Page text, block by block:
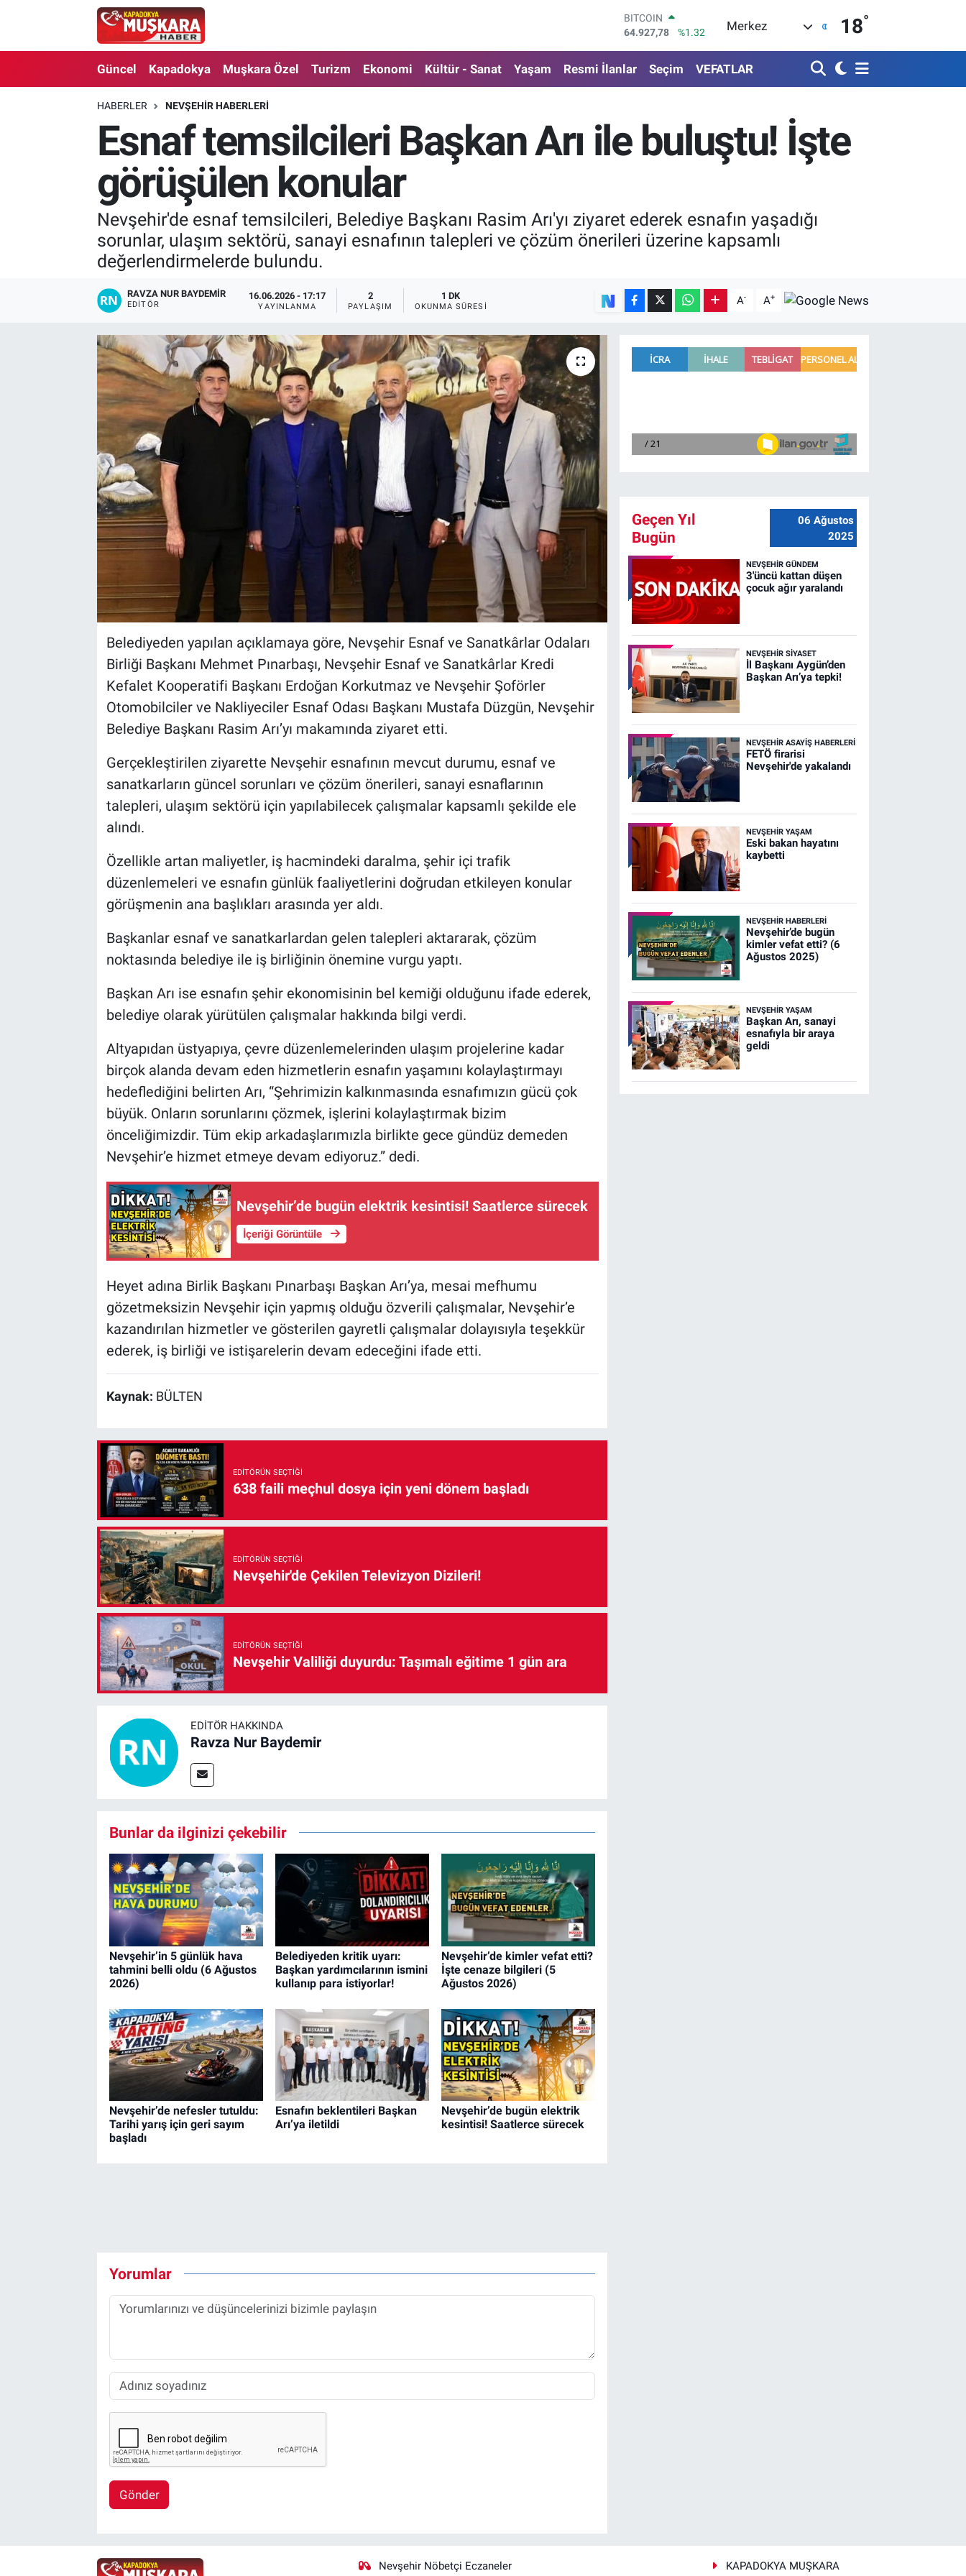
DOLAR
47,5894
%0.08
55,0398
%-0.02
STERLİN
64,1581
%0.16
BİST100
13.703
%11
Merkez 18°
Güncel Kapadokya Muşkara Özel Turizm Ekonomi Kültür - Sanat Yaşam Resmi İlanlar Seçim VEFATLAR
HABERLER NEVŞEHIR HABERLERI
Esnaf temsilcileri Başkan Arı ile buluştu! İşte
görüşülen konular
Nevşehir'de esnaf temsilcileri, Belediye Başkanı Rasim Arı'yı ziyaret ederek esnafın yaşadığı
sorunlar, ulaşım sektörü, sanayi esnafının talepleri ve çözüm önerileri üzerine kapsamlı
değerlendirmelerde bulundu.
RAVZA NUR BAYDEMIR
EDITÖR
16.06.2026 - 17:17
YAYINLANMA
2
PAYLAŞIM
1 DK
OKUNMA SÜRESI A- A+
Belediyeden yapılan açıklamaya göre, Nevşehir Esnaf ve Sanatkârlar Odaları
Birliği Başkanı Mehmet Pınarbaşı, Nevşehir Esnaf ve Sanatkârlar Kredi
Kefalet Kooperatifi Başkanı Erdoğan Korkutmaz ve Nevşehir Şoförler
Otomobilciler ve Nakliyeciler Esnaf Odası Başkanı Mustafa Düzgün, Nevşehir
Belediye Başkanı Rasim Arı’yı makamında ziyaret etti.
Gerçekleştirilen ziyarette Nevşehir esnafının mevcut durumu, esnaf ve
sanatkarların güncel sorunları ve çözüm önerileri, sanayi esnaflarının
talepleri, ulaşım sektörü için yapılabilecek çalışmalar kapsamlı şekilde ele
alındı.
Özellikle artan maliyetler, iş hacmindeki daralma, şehir içi trafik
düzenlemeleri ve esnafın günlük faaliyetlerini doğrudan etkileyen konular
görüşmenin ana başlıkları arasında yer aldı.
Başkanlar esnaf ve sanatkarlardan gelen talepleri aktararak, çözüm
noktasında belediye ile iş birliğinin önemine vurgu yaptı.
Başkan Arı ise esnafın şehir ekonomisinin bel kemiği olduğunu ifade ederek,
belediye olarak yürütülen çalışmalar hakkında bilgi verdi.
Altyapıdan üstyapıya, çevre düzenlemelerinden ulaşım projelerine kadar
birçok alanda devam eden hizmetlerin esnafın yaşamını kolaylaştırmayı
hedeflediğini belirten Arı, “Şehrimizin kalkınmasında esnafımızın gücü çok
büyük. Onların sorunlarını çözmek, işlerini kolaylaştırmak bizim
önceliğimizdir. Tüm ekip arkadaşlarımızla birlikte gece gündüz demeden
Nevşehir’e hizmet etmeye devam ediyoruz.” dedi.
Nevşehir’de bugün elektrik kesintisi! Saatlerce sürecek
İçeriği Görüntüle
Heyet adına Birlik Başkanı Pınarbaşı Başkan Arı’ya, mesai mefhumu
gözetmeksizin Nevşehir için yapmış olduğu özverili çalışmalar, Nevşehir’e
kazandırılan hizmetler ve gösterilen gayretli çalışmalar dolayısıyla teşekkür
ederek, iş birliği ve istişarelerin devam edeceğini ifade etti.
Kaynak: BÜLTEN
EDITÖRÜN SEÇTIĞI
638 faili meçhul dosya için yeni dönem başladı
EDITÖRÜN SEÇTIĞI
Nevşehir'de Çekilen Televizyon Dizileri!
EDITÖRÜN SEÇTIĞI
Nevşehir Valiliği duyurdu: Taşımalı eğitime 1 gün ara
EDITÖR HAKKINDA
Ravza Nur Baydemir
Bunlar da ilginizi çekebilir
Nevşehir’in 5 günlük hava
tahmini belli oldu (6 Ağustos
2026)
Belediyeden kritik uyarı:
Başkan yardımcılarının ismini
kullanıp para istiyorlar!
Nevşehir’de kimler vefat etti?
İşte cenaze bilgileri (5
Ağustos 2026)
Nevşehir’de nefesler tutuldu:
Tarihi yarış için geri sayım
başladı
Esnafın beklentileri Başkan
Arı’ya iletildi
Nevşehir’de bugün elektrik
kesintisi! Saatlerce sürecek
Yorumlar
Gönder
Geçen Yıl
Bugün
06 Ağustos
2025
NEVŞEHIR GÜNDEM
3'üncü kattan düşen
çocuk ağır yaralandı
NEVŞEHIR SIYASET
İl Başkanı Aygün’den
Başkan Arı’ya tepki!
NEVŞEHIR ASAYIŞ HABERLERI
FETÖ firarisi
Nevşehir'de yakalandı
NEVŞEHIR YAŞAM
Eski bakan hayatını
kaybetti
NEVŞEHIR HABERLERI
Nevşehir’de bugün
kimler vefat etti? (6
Ağustos 2025)
NEVŞEHIR YAŞAM
Başkan Arı, sanayi
esnafıyla bir araya
geldi
Nevşehir Nöbetçi Eczaneler
KAPADOKYA MUŞKARA
CANLI SEÇİM SONUÇLARI
Güncel
Kapadokya
Kültür - Sanat
VEFATLAR
Nevşehir Nöbetçi Eczaneler
Nevşehir Hava Durumu
Nevşehir Trafik Yoğunluk Haritası
Süper Lig Puan Durumu ve Fikstür
Tüm Manşetler
Son Dakika Haberleri